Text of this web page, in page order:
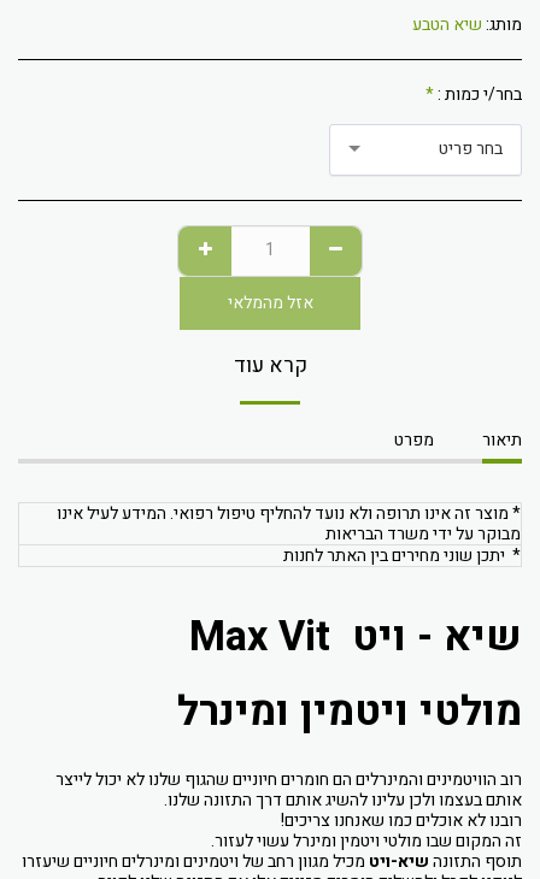
מותג:שיא הטבע
בחר/י כמות :*
בחר פריט
אזל מהמלאי
קרא עוד
תיאור מפרט
* מוצר זה אינו תרופה ולא נועד להחליף טיפול רפואי. המידע לעיל אינו
מבוקר על ידי משרד הבריאות
* יתכן שוני מחירים בין האתר לחנות
שיא - ויט Max Vit
מולטי ויטמין ומינרל
רוב הוויטמינים והמינרלים הם חומרים חיוניים שהגוף שלנו לא יכול לייצר
אותם בעצמו ולכן עלינו להשיג אותם דרך התזונה שלנו.
רובנו לא אוכלים כמו שאנחנו צריכים!
זה המקום שבו מולטי ויטמין ומינרל עשוי לעזור.
תוסף התזונהשיא-ויט מכיל מגוון רחב של ויטמינים ומינרלים חיוניים שיעזרו